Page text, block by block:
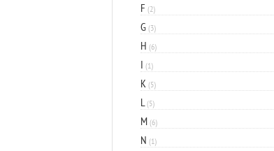
F (2)
G (3)
H (6)
I (1)
K (5)
L(5)
M (6)
N (1)